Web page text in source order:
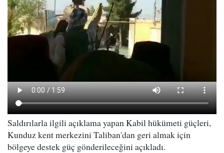
Saldırılarla ilgili açıklama yapan Kabil hükümeti güçleri,
Kunduz kent merkezini Taliban'dan geri almak için
bölgeye destek güç gönderileceğini açıkladı.